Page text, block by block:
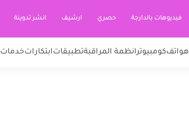
فيديوهات بالدارجة حصري ارشيف انشر تدوينة
هواتفكومبيوترانظمة المراقبةتطبيقاتابتكاراتخدمات